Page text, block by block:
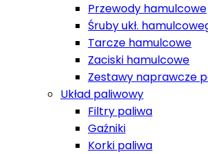
Przewody hamulcowe
Śruby ukł.
Tarcze hamulcowe
Zaciski hamulcowe
Zestawy naprawcze
Układ paliwowy
Filtry paliwa
Gaźniki
Korki paliwa